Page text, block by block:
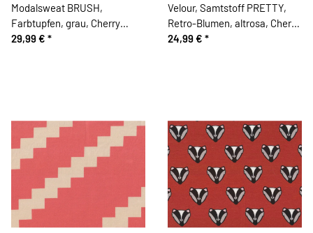
Modalsweat BRUSH,
Farbtupfen, grau, Cherry
Picking
29,99 € *
Velour, Samtstoff PRETTY,
Retro-Blumen, altrosa, Cherry
Picking
24,99 € *